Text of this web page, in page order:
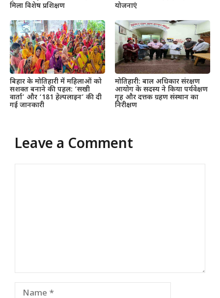
मिला विशेष प्रशिक्षण
योजनाएं
बिहार के मोतिहारी में महिलाओं को
सशक्त बनाने की पहल: ‘सखी
वार्ता’ और ‘181 हेल्पलाइन’ की दी
गई जानकारी
मोतिहारी: बाल अधिकार संरक्षण
आयोग के सदस्य ने किया पर्यवेक्षण
गृह और दत्तक ग्रहण संस्थान का
निरीक्षण
Leave a Comment
Name